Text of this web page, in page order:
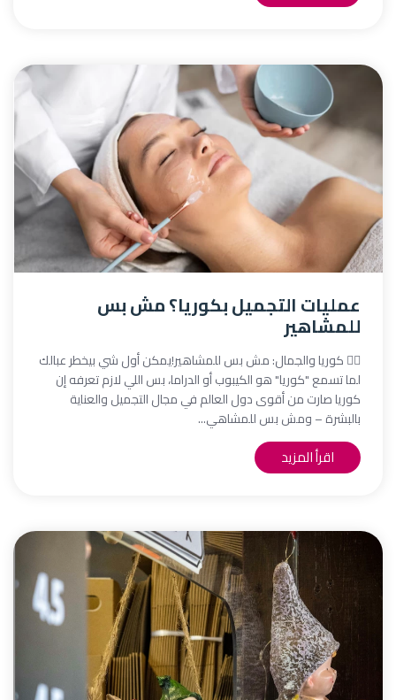
عمليات التجميل بكوريا؟ مش بس
للمشاهير
💆‍♀️ كوريا والجمال: مش بس للمشاهير!يمكن أول شي بيخطر عبالك
لما تسمع "كوريا" هو الكيبوب أو الدراما، بس اللي لازم تعرفه إن
كوريا صارت من أقوى دول العالم في مجال التجميل والعناية
بالبشرة – ومش بس للمشاهي...
اقرأ المزيد